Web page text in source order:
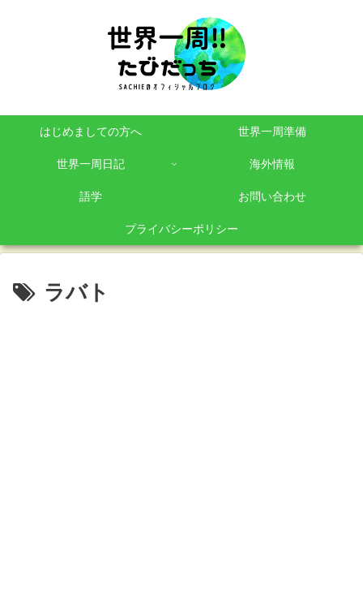
はじめましての方へ 世界一周準備
世界一周日記 海外情報
語学 お問い合わせ
プライバシーポリシー
ラバト